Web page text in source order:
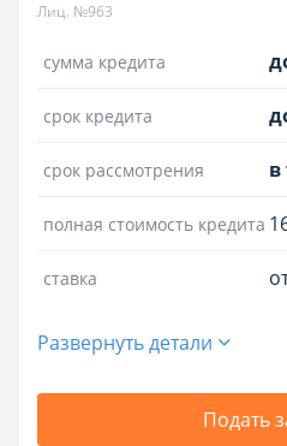
Лиц. №963
сумма кредита
срок кредита
срок рассмотрения в
полная стоимость кредита
ставка
Развернуть детали
Подать